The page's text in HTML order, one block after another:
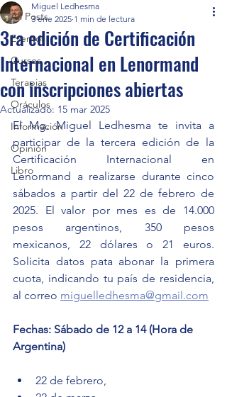
All Posts
Eventos
Cursos
Terapias
Oráculos
Información
Opinión
Libro
3ra edición de Certificación
Internacional en Lenormand
con inscripciones abiertas
Miguel Ledhesma
3 ene 2025 1 min de lectura
Actualizado: 15 mar 2025
El Mg. Miguel Ledhesma te invita a
participar de la tercera edición de la
Certificación Internacional en
Lenormand a realizarse durante cinco
sábados a partir del 22 de febrero de
2025. El valor por mes es de 14.000
pesos argentinos, 350 pesos
mexicanos, 22 dólares o 21 euros.
Solicita datos pata abonar la primera
cuota, indicando tu país de residencia,
al correo miguelledhesma@gmail.com
Fechas: Sábado de 12 a 14 (Hora de
Argentina)
22 de febrero,